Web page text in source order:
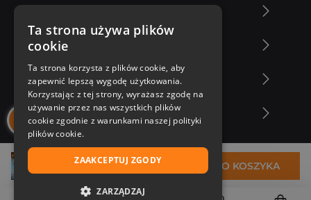
24,51 zł DO KOSZYKA
Zakupy u nas
Nasza oferta
Nasi autorzy
Ta strona używa plików
cookie
Ta strona korzysta z plików cookie, aby
zapewnić lepszą wygodę użytkowania.
Korzystając z tej strony, wyrażasz zgodę na
używanie przez nas wszystkich plików
cookie zgodnie z warunkami naszej polityki
plików cookie.
ZAAKCEPTUJ ZGODY
ZARZĄDZAJ